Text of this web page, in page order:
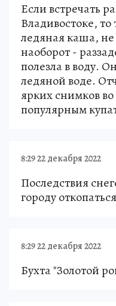
Если встречать
Владивостоке,
ледяная каша,
наоборот -
полезла в воду.
ледяной воде.
ярких снимков
популярным
8:29 22 декабря 2022
Последствия
городу
8:29 22 декабря 2022
Бухта "Золотой